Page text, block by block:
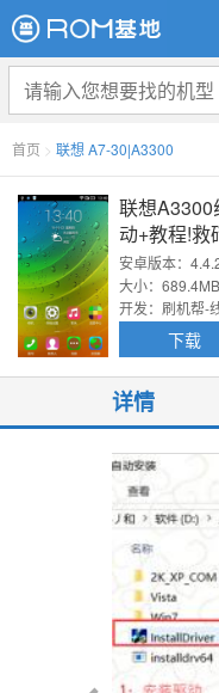
首页 > 联想 A7-30|A3300
联想A3300
动+教程!救
安卓版本：
大小：689.4MB
开发：刷机帮-
下载
详情